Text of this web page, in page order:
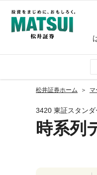
松井証券ホーム
3420 東証スタンダ
時系列